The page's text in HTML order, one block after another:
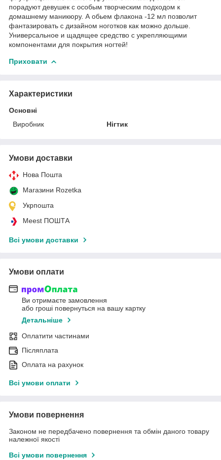
порадуют девушек с особым творческим подходом к
домашнему маникюру. А обьем флакона -12 мл позволит
фантазировать с дизайном ноготков как можно дольше.
Универсальное и щадящее средство с укрепляющими
компонентами для покрытия ногтей!
Приховати
Характеристики
Основні
Виробник
Нігтик
Умови доставки
Нова Пошта
Магазини Rozetka
Укрпошта
Meest ПОШТА
Всі умови доставки
Умови оплати
Ви отримаєте замовлення
або гроші повернуться на вашу картку
Детальніше
Оплатити частинами
Післяплата
Оплата на рахунок
Всі умови оплати
Умови повернення
Законом не передбачено повернення та обмін даного товару
належної якості
Всі умови повернення